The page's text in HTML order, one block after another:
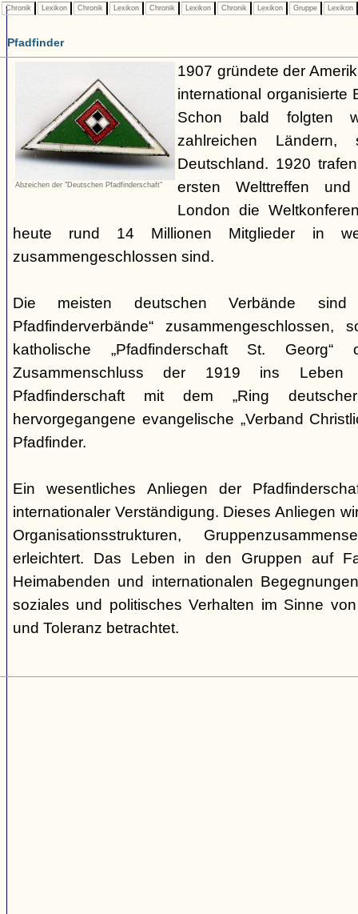
Chronik Lexikon Chronik Lexikon Chronik Lexikon Chronik Lexikon Gruppe Lexikon
Pfadfinder
Abzeichen der "Deutschen Pfadfinderschaft"
1907 gründete der
international organisierte
Schon bald folgten
zahlreichen
Deutschland. 1920
ersten Welttreffen
London die
heute rund 14 Millionen Mitglieder in
zusammengeschlossen sind.
Die meisten deutschen Verbände
Pfadfinderverbände“
katholische „Pfadfinderschaft St.
Zusammenschluss der 1919 ins Leben
Pfadfinderschaft mit dem „Ring deutscher
hervorgegangene evangelische „Verband
Pfadfinder.
Ein wesentliches Anliegen der
internationaler Verständigung. Dieses Anliegen
Organisationsstrukturen,
erleichtert. Das Leben in den Gruppen auf
Heimabenden und internationalen
soziales und politisches Verhalten im Sinne
und Toleranz betrachtet.